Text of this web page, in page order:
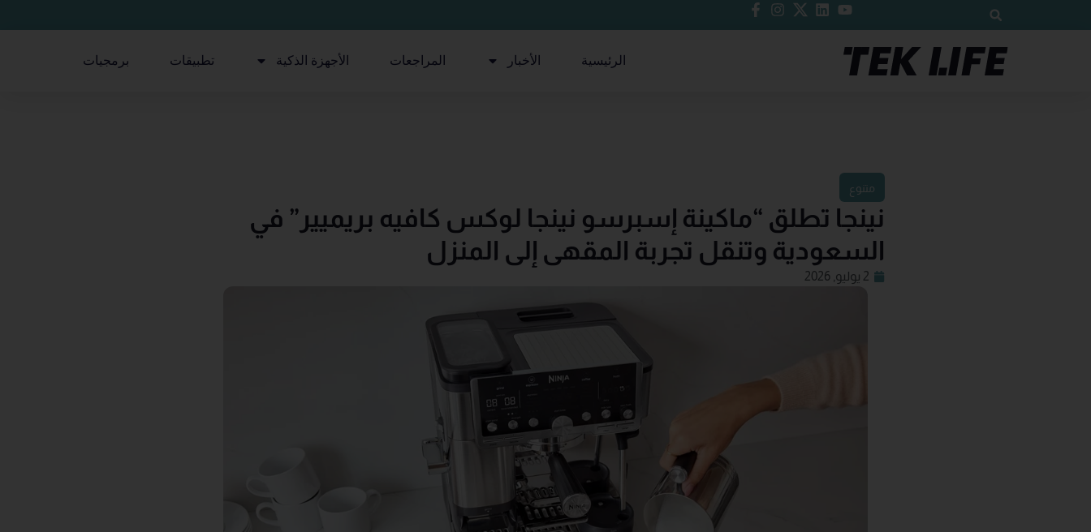
الرئيسية الأخبار المراجعات الأجهزة الذكية تطبيقات برمجيات
متنوع
نينجا تطلق “ماكينة إسبرسو نينجا لوكس كافيه بريميير” في
السعودية وتنقل تجربة المقهى إلى المنزل
2 يوليو, 2026